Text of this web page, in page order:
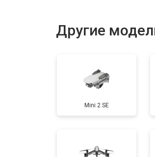
Замена
Настройка
Прошивка
Другие
Mini 2 SE